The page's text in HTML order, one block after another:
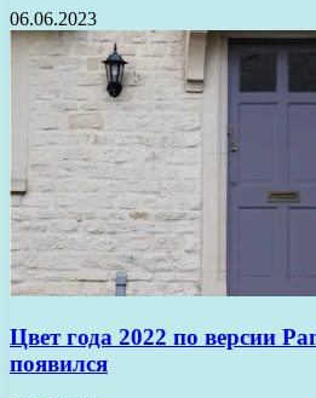
06.06.2023
Цвет года 2022 по версии
появился